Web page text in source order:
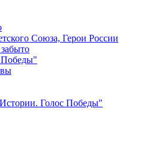
Союза, Герои России
Победы"
Голос Победы"